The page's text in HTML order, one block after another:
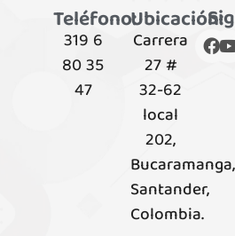
Ubicación:
Carrera
27 #
32-62
local
202,
Bucaramanga,
Santander,
Colombia.
Teléfono:
319 6
80 35
47